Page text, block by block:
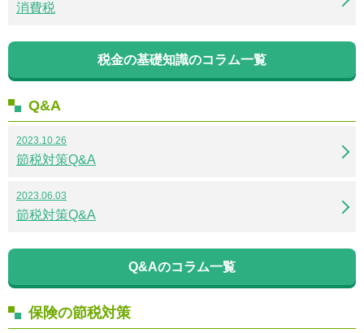
消費税
税金の基礎知識のコラム一覧
Q&A
2023.10.26
節税対策Q&A
2023.06.03
節税対策Q&A
Q&Aのコラム一覧
保険の節税対策